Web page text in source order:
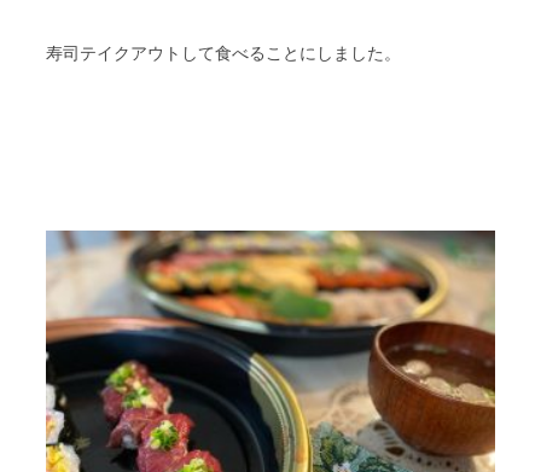
寿司テイクアウトして食べることにしました。